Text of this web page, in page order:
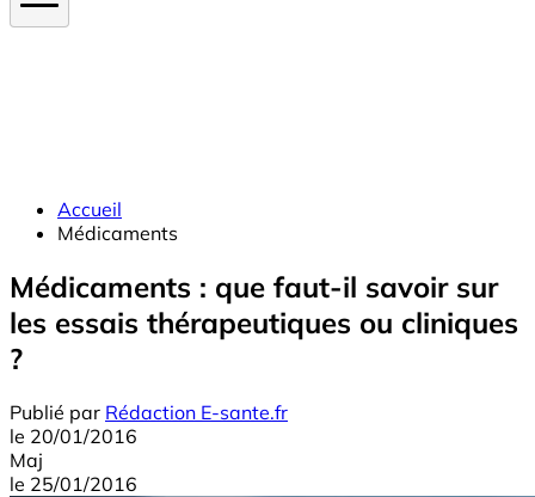
Accueil
Médicaments
Médicaments : que faut-il savoir sur
les essais thérapeutiques ou cliniques
?
Publié par Rédaction E-sante.fr
le 20/01/2016
Maj
le 25/01/2016